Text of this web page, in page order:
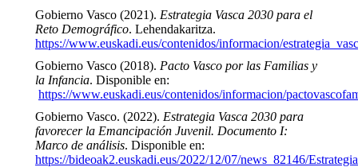
Gobierno Vasco (2021). Estrategia Vasca 2030 para el
Reto Demográfico. Lehendakaritza.
https://www.euskadi.eus/contenidos/informacion/
Gobierno Vasco (2018). Pacto Vasco por las Familias y
la Infancia. Disponible en:
https://www.euskadi.eus/contenidos/informacion/
Gobierno Vasco. (2022). Estrategia Vasca 2030 para
favorecer la Emancipación Juvenil. Documento I:
Marco de análisis. Disponible en:
https://bideoak2.euskadi.eus/2022/12/07/news_82146/